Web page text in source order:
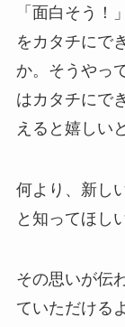
「面白そう！
をカタチにで
か。そうやっ
はカタチにで
えると嬉しい
何より、新し
と知ってほし
その思いが伝
ていただける